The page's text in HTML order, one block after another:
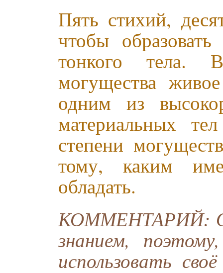
Пять стихий,
чтобы
тонкого тела.
могущества
одним из
материальных
степени
тому, каким
обладать.
КОММЕНТАРИЙ:
знанием,
использовать